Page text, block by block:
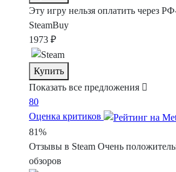
Эту игру нельзя оплатить через
SteamBuy
1973 ₽
Купить
Показать все предложения
80
Оценка критиков
81%
Отзывы в Steam Очень
обзоров